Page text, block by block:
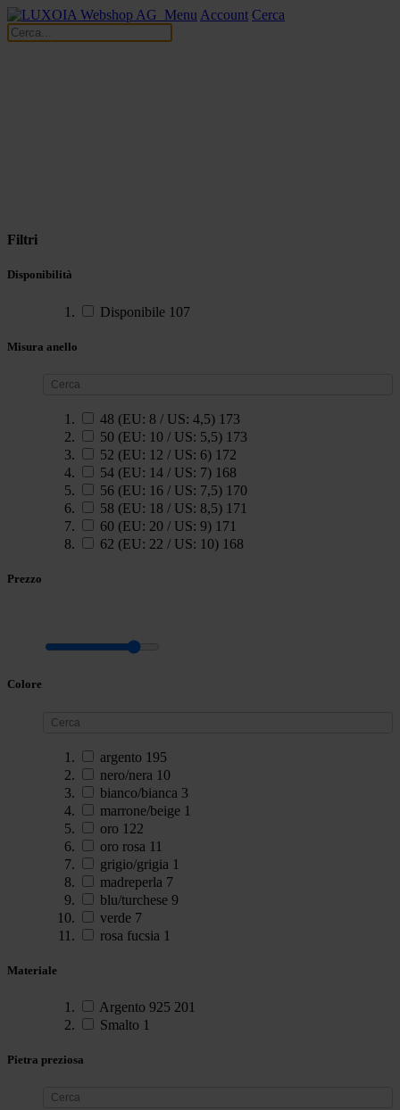
Menu Account Cerca
Filtri
Disponibilità
Disponibile 107
Misura anello
48 (EU: 8 / US: 4,5) 173
50 (EU: 10 / US: 5,5) 173
52 (EU: 12 / US: 6) 172
54 (EU: 14 / US: 7) 168
56 (EU: 16 / US: 7,5) 170
58 (EU: 18 / US: 8,5) 171
60 (EU: 20 / US: 9) 171
62 (EU: 22 / US: 10) 168
Prezzo
Colore
argento 195
nero/nera 10
bianco/bianca 3
marrone/beige 1
oro 122
oro rosa 11
grigio/grigia 1
madreperla 7
blu/turchese 9
verde 7
rosa fucsia 1
Materiale
Argento 925 201
Smalto 1
Pietra preziosa